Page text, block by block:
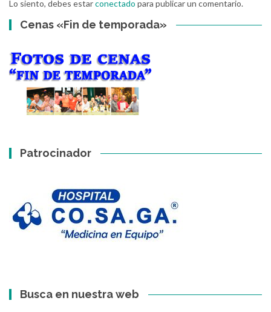
Lo siento, debes estarconectado para publicar un comentario.
Cenas «Fin de temporada»
Patrocinador
Busca en nuestra web